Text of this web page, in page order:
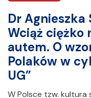
Dr
Wciąż ciężko
autem. O
Polaków w
UG”
W Polsce tzw. kultura